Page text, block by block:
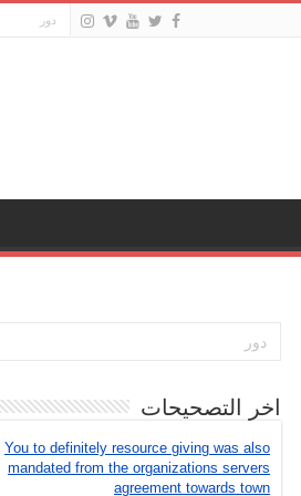
اخر التصحيحات
You to definitely resource giving was also
mandated from the organizations servers
agreement towards town